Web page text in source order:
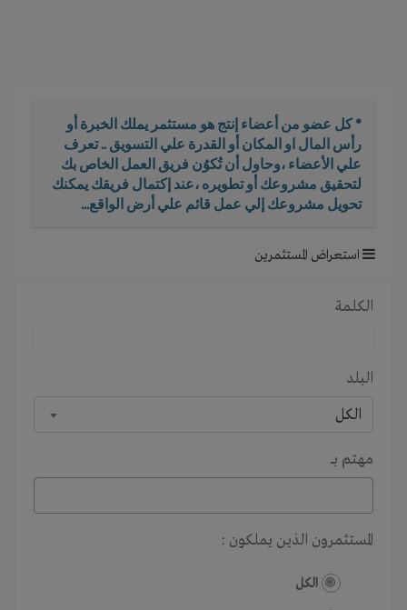
* كل عضو من أعضاء إنتج هو مستثمر يملك الخبرة أو
رأس المال او المكان أو القدرة علي التسويق .. تعرف
علي الأعضاء ،وحاول أن تُكوُن فريق العمل الخاص بك
لتحقيق مشروعك أو تطويره ،عند إكتمال فريقك يمكنك
تحويل مشروعك إلي عمل قائم علي أرض الواقع...
استعراض المستثمرين
الكلمة
البلد
الكل
مهتم بـــ
المستثمرون الذين يملكون :
الكل